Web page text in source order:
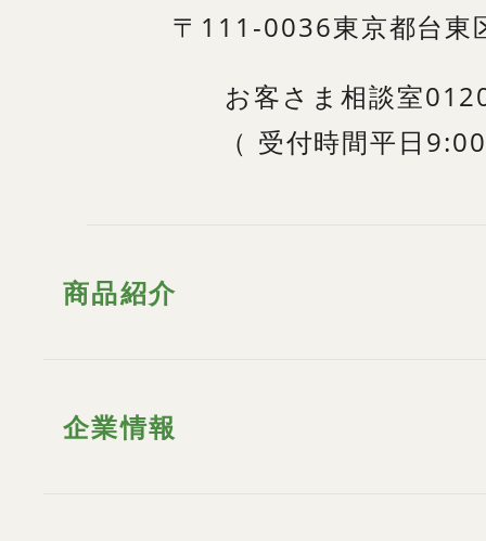
〒111-0036東京都台
お客さま相談室
（ 受付時間平日
商品紹介
企業情報